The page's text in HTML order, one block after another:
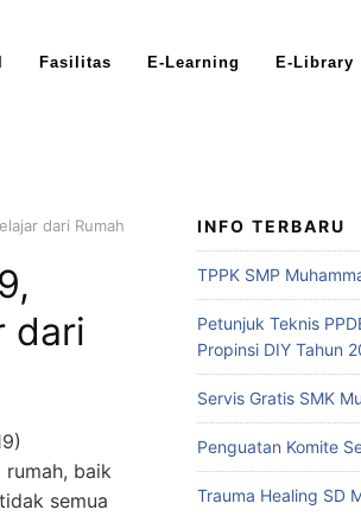
Fasilitas E-Learning E-Library
dari Rumah
dari
baik
semua
INFO TERBARU
TPPK SMP
Petunjuk Teknis
Propinsi DIY Tahun
Servis Gratis SMK
Penguatan Komite
Trauma Healing SD